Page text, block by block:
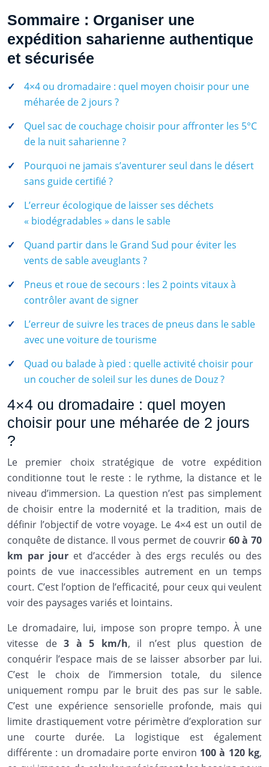
Sommaire : Organiser une
expédition saharienne authentique
et sécurisée
4×4 ou dromadaire : quel moyen choisir pour une
méharée de 2 jours ?
Quel sac de couchage choisir pour affronter les 5°C
de la nuit saharienne ?
Pourquoi ne jamais s’aventurer seul dans le désert
sans guide certifié ?
L’erreur écologique de laisser ses déchets
« biodégradables » dans le sable
Quand partir dans le Grand Sud pour éviter les
vents de sable aveuglants ?
Pneus et roue de secours : les 2 points vitaux à
contrôler avant de signer
L’erreur de suivre les traces de pneus dans le sable
avec une voiture de tourisme
Quad ou balade à pied : quelle activité choisir pour
un coucher de soleil sur les dunes de Douz ?
4×4 ou dromadaire : quel moyen
choisir pour une méharée de 2 jours
?
Le premier choix stratégique de votre expédition
conditionne tout le reste : le rythme, la distance et le
niveau d’immersion. La question n’est pas simplement
de choisir entre la modernité et la tradition, mais de
définir l’objectif de votre voyage. Le 4×4 est un outil de
conquête de distance. Il vous permet de couvrir 60 à 70
km par jouret d’accéder à des ergs reculés ou des
points de vue inaccessibles autrement en un temps
court. C’est l’option de l’efficacité, pour ceux qui veulent
voir des paysages variés et lointains.
Le dromadaire, lui, impose son propre tempo. À une
vitesse de 3 à 5 km/h, il n’est plus question de
conquérir l’espace mais de se laisser absorber par lui.
C’est le choix de l’immersion totale, du silence
uniquement rompu par le bruit des pas sur le sable.
C’est une expérience sensorielle profonde, mais qui
limite drastiquement votre périmètre d’exploration sur
une courte durée. La logistique est également
différente : un dromadaire porte environ 100 à 120 kg,